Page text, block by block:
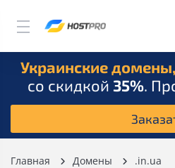
Украинские домены,
со скидкой 35%.
Главная Домены .in.ua